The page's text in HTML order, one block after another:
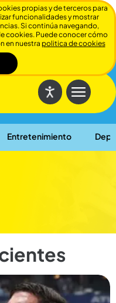
Entretenimiento
Cerrar
propias y de terceros para
funcionalidades y mostrar
Si continúa navegando,
cookies. Puede conocer cómo
en nuestra politica de cookies